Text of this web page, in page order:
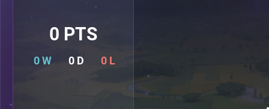
0 PTS
0 W 0 D 0 L